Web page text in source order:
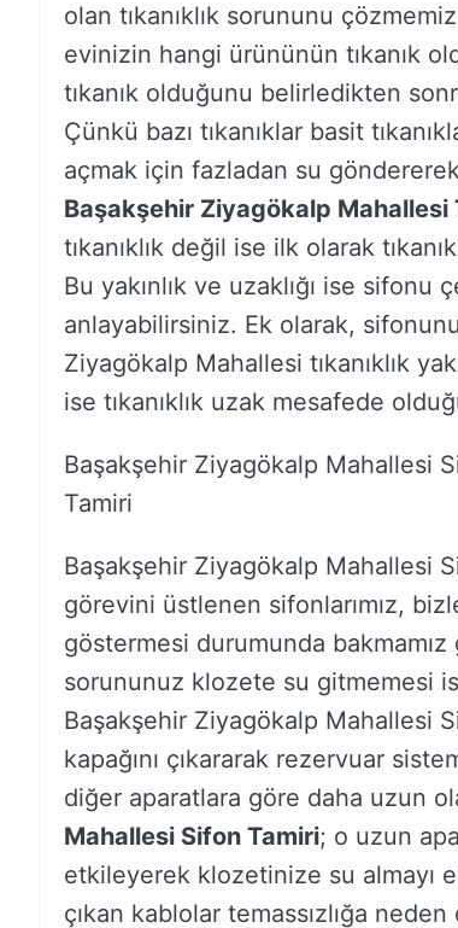
olan tıkanıklık sorununu
evinizin hangi ürününün tıkanık
tıkanık olduğunu belirledikten
Çünkü bazı tıkanıklar basit
açmak için fazladan su
Başakşehir Ziyagökalp Mahallesi
tıkanıklık değil ise ilk olarak
Bu yakınlık ve uzaklığı ise
anlayabilirsiniz. Ek olarak,
Ziyagökalp Mahallesi tıkanıklık
ise tıkanıklık uzak mesafede
Başakşehir Ziyagökalp Mahallesi
Tamiri
Başakşehir Ziyagökalp Mahallesi
görevini üstlenen sifonlarımız,
göstermesi durumunda
sorununuz klozete su gitmemesi
Başakşehir Ziyagökalp Mahallesi
kapağını çıkararak rezervuar
diğer aparatlara göre daha uzun
Mahallesi Sifon Tamiri; o uzun
etkileyerek klozetinize su almayı
çıkan kablolar temassızlığa